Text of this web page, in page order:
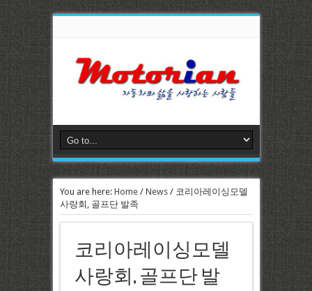
You are here: Home/ News/ 코리아레이싱모델
사랑회, 골프단 발족
코리아레이싱모델
사랑회, 골프단 발